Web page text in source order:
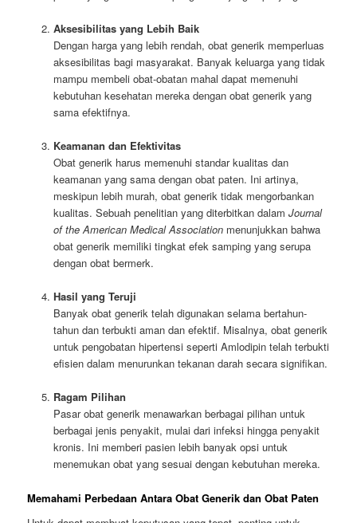
Aksesibilitas yang Lebih Baik
Dengan harga yang lebih rendah, obat generik memperluas
aksesibilitas bagi masyarakat. Banyak keluarga yang tidak
mampu membeli obat-obatan mahal dapat memenuhi
kebutuhan kesehatan mereka dengan obat generik yang
sama efektifnya.
Keamanan dan Efektivitas
Obat generik harus memenuhi standar kualitas dan
keamanan yang sama dengan obat paten. Ini artinya,
meskipun lebih murah, obat generik tidak mengorbankan
kualitas. Sebuah penelitian yang diterbitkan dalam Journal
of the American Medical Associationmenunjukkan bahwa
obat generik memiliki tingkat efek samping yang serupa
dengan obat bermerk.
Hasil yang Teruji
Banyak obat generik telah digunakan selama bertahun-
tahun dan terbukti aman dan efektif. Misalnya, obat generik
untuk pengobatan hipertensi seperti Amlodipin telah terbukti
efisien dalam menurunkan tekanan darah secara signifikan.
Ragam Pilihan
Pasar obat generik menawarkan berbagai pilihan untuk
berbagai jenis penyakit, mulai dari infeksi hingga penyakit
kronis. Ini memberi pasien lebih banyak opsi untuk
menemukan obat yang sesuai dengan kebutuhan mereka.
Memahami Perbedaan Antara Obat Generik dan Obat Paten